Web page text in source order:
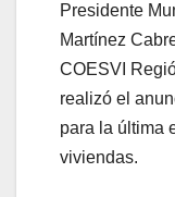
Presidente
Martínez
COESVI
realizó el
para la última
viviendas.